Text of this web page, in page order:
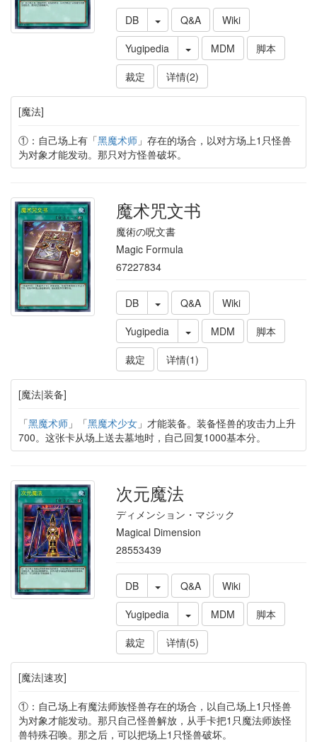
DB Q&A
Wiki
Yugipedia
MDM
脚本
裁定
详情(2)
[魔法]
①：自己场上有「黑魔术师」存在的场合，以对方场上1只怪兽
为对象才能发动。那只对方怪兽破坏。
魔术咒文书
魔術の呪文書
Magic Formula
67227834
DB Q&A
Wiki
Yugipedia
MDM
脚本
裁定
详情(1)
[魔法|装备]
「黑魔术师」「黑魔术少女」才能装备。装备怪兽的攻击力上升
700。这张卡从场上送去墓地时，自己回复1000基本分。
次元魔法
ディメンション・マジック
Magical Dimension
28553439
DB Q&A
Wiki
Yugipedia
MDM
脚本
裁定
详情(5)
[魔法|速攻]
①：自己场上有魔法师族怪兽存在的场合，以自己场上1只怪兽
为对象才能发动。那只自己怪兽解放，从手卡把1只魔法师族怪
兽特殊召唤。那之后，可以把场上1只怪兽破坏。